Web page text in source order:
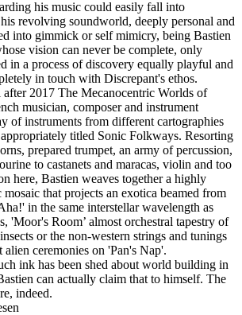
his music could easily fall into
revolving soundworld, deeply personal and
into gimmick or self mimicry, being Bastien
vision can never be complete, only
in a process of discovery equally playful and
in touch with Discrepant's ethos.
2017 The Mecanocentric Worlds of
musician, composer and instrument
of instruments from different cartographies
titled Sonic Folkways. Resorting
prepared trumpet, an army of percussion,
to castanets and maracas, violin and too
here, Bastien weaves together a highly
that projects an exotica beamed from
in the same interstellar wavelength as
'Moor's Room’ almost orchestral tapestry of
or the non-western strings and tunings
alien ceremonies on 'Pan's Nap'.
ink has been shed about world building in
can actually claim that to himself. The
indeed.